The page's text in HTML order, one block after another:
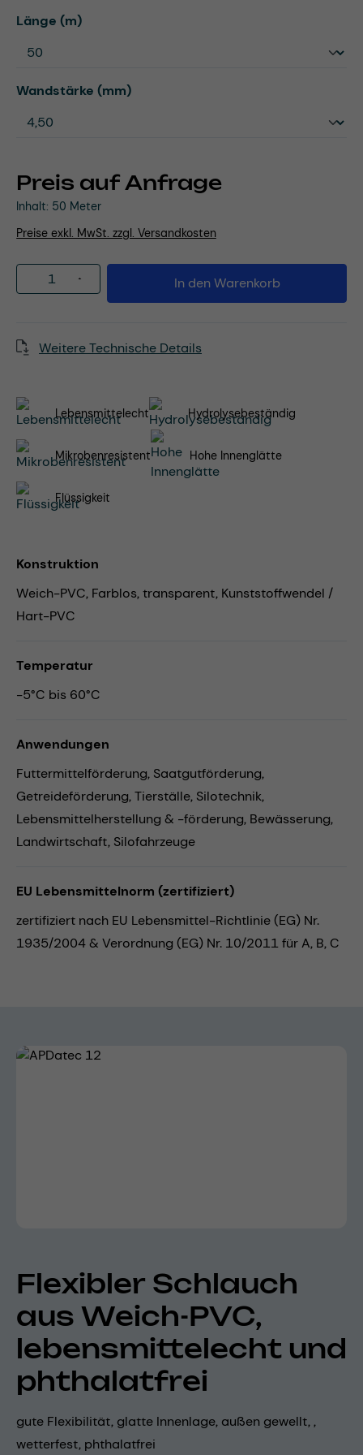
Preis auf Anfrage
Inhalt: 50 Meter
Preise exkl. MwSt. zzgl. Versandkosten
Länge (m)auswählen
Wandstärke (mm)auswählen
Produkt Anzahl: Gib den gewünschten
In den Warenkorb
Weitere Technische Details
Lebensmittelecht Hydrolysebeständig
Mikrobenresistent Hohe Innenglätte
Flüssigkeit
Konstruktion
Weich-PVC, Farblos, transparent, Kunststoffwendel /
Hart-PVC
Temperatur
-5°C bis 60°C
Anwendungen
Futtermittelförderung, Saatgutförderung,
Getreideförderung,Tierställe, Silotechnik,
Lebensmittelherstellung & -förderung, Bewässerung,
Landwirtschaft, Silofahrzeuge
EU Lebensmittelnorm (zertifiziert)
zertifiziert nach EU Lebensmittel-Richtlinie (EG) Nr.
1935/2004 & Verordnung (EG) Nr. 10/2011 für A, B, C
Bildergalerie überspringen
Flexibler Schlauch
aus Weich-PVC,
lebensmittelecht und
phthalatfrei
gute Flexibilität, glatte Innenlage, außen gewellt, ,
wetterfest, phthalatfrei